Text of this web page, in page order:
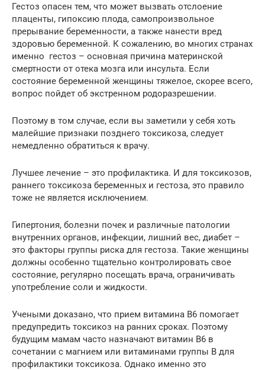
Гестоз опасен тем, что может вызвать отслоение
плаценты, гипоксию плода, самопроизвольное
прерывание беременности, а также нанести вред
здоровью беременной. К сожалению, во многих странах
именно гестоз – основная причина материнской
смертности от отека мозга или инсульта. Если
состояние беременной женщины тяжелое, скорее всего,
вопрос пойдет об экстренном родоразрешении.
Поэтому в том случае, если вы заметили у себя хоть
малейшие признаки позднего токсикоза, следует
немедленно обратиться к врачу.
Лучшее лечение – это профилактика. И для токсикозов,
раннего токсикоза беременных и гестоза, это правило
тоже не является исключением.
Гипертония, болезни почек и различные патологии
внутренних органов, инфекции, лишний вес, диабет –
это факторы группы риска для гестоза. Такие женщины
должны особенно тщательно контролировать свое
состояние, регулярно посещать врача, ограничивать
употребление соли и жидкости.
Учеными доказано, что прием витамина В6 помогает
предупредить токсикоз на ранних сроках. Поэтому
будущим мамам часто назначают витамин В6 в
сочетании с магнием или витаминами группы В для
профилактики токсикоза. Однако именно это